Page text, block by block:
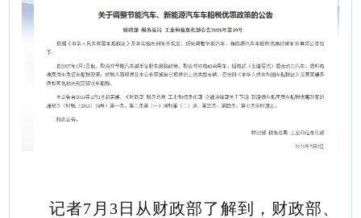
记者7月3日从财政部了解到，财政部、